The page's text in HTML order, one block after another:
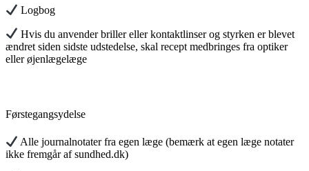
Logbog
Hvis du anvender briller eller kontaktlinser og styrken er blevet
ændret siden sidste udstedelse, skal recept medbringes fra optiker
eller øjenlægelæge
Førstegangsydelse
Alle journalnotater fra egen læge (bemærk at egen læge notater
ikke fremgår af sundhed.dk)